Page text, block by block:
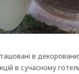
в
в сучасному